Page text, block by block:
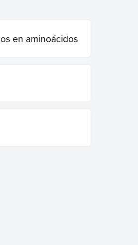
en aminoácidos